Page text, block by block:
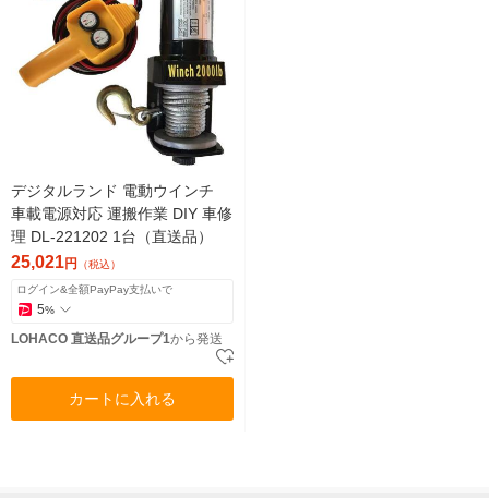
デジタルランド 電動ウインチ
車載電源対応 運搬作業 DIY 車修
理 DL-221202 1台（直送品）
25,021円 （税込）
ログイン&全額PayPay支払いで
5%
LOHACO 直送品グループ1から発送
カートに入れる